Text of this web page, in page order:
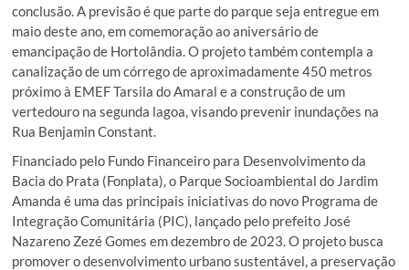
conclusão. A previsão é que parte do parque seja entregue em
maio deste ano, em comemoração ao aniversário de
emancipação de Hortolândia. O projeto também contempla a
canalização de um córrego de aproximadamente 450 metros
próximo à EMEF Tarsila do Amaral e a construção de um
vertedouro na segunda lagoa, visando prevenir inundações na
Rua Benjamin Constant.
Financiado pelo Fundo Financeiro para Desenvolvimento da
Bacia do Prata (Fonplata), o Parque Socioambiental do Jardim
Amanda é uma das principais iniciativas do novo Programa de
Integração Comunitária (PIC), lançado pelo prefeito José
Nazareno Zezé Gomes em dezembro de 2023. O projeto busca
promover o desenvolvimento urbano sustentável, a preservação